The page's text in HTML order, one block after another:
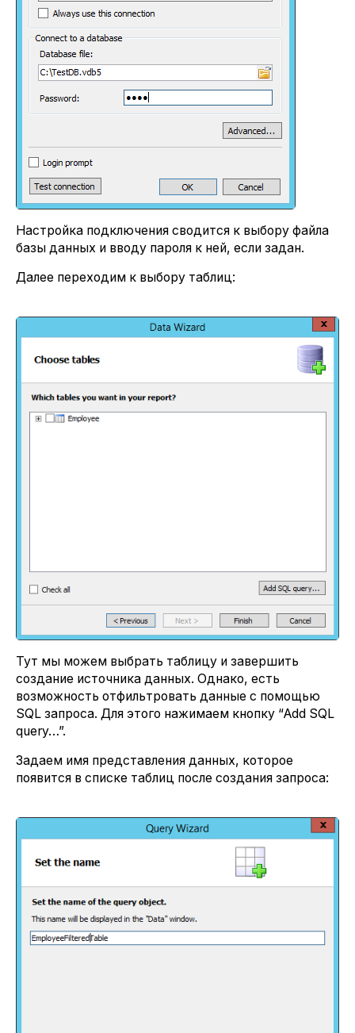
Настройка подключения сводится к выбору файла
базы данных и вводу пароля к ней, если задан.
Далее переходим к выбору таблиц:
Тут мы можем выбрать таблицу и завершить
создание источника данных. Однако, есть
возможность отфильтровать данные с помощью
SQL запроса. Для этого нажимаем кнопку “Add SQL
query…”.
Задаем имя представления данных, которое
появится в списке таблиц после создания запроса: